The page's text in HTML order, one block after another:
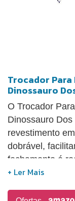
Trocador
Dinossauro
O Trocador
Dinossauro
revestimento
dobrável,
fechamento é
contorna toda a